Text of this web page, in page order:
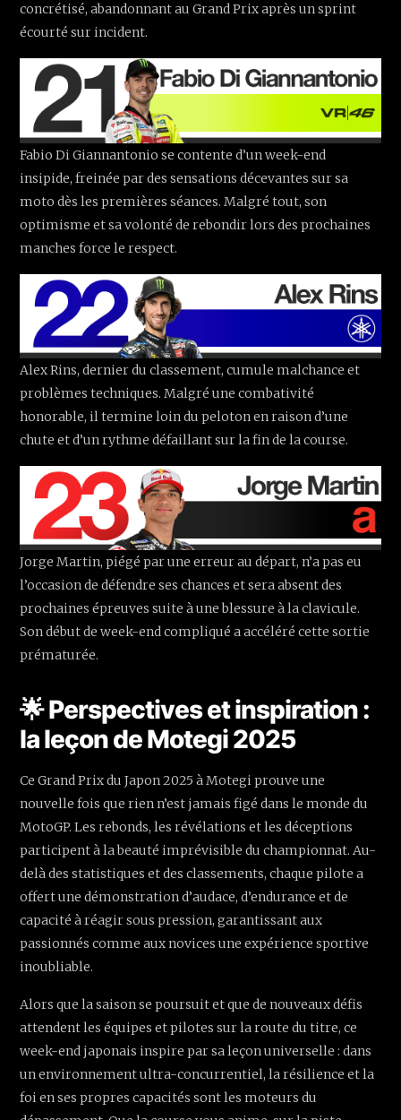
concrétisé, abandonnant au Grand Prix après un sprint
écourté sur incident.
Fabio Di Giannantonio se contente d’un week-end
insipide, freinée par des sensations décevantes sur sa
moto dès les premières séances. Malgré tout, son
optimisme et sa volonté de rebondir lors des prochaines
manches force le respect.
Alex Rins, dernier du classement, cumule malchance et
problèmes techniques. Malgré une combativité
honorable, il termine loin du peloton en raison d’une
chute et d’un rythme défaillant sur la fin de la course.
Jorge Martin, piégé par une erreur au départ, n’a pas eu
l’occasion de défendre ses chances et sera absent des
prochaines épreuves suite à une blessure à la clavicule.
Son début de week-end compliqué a accéléré cette sortie
prématurée.
🌟 Perspectives et inspiration :
la leçon de Motegi 2025
Ce Grand Prix du Japon 2025 à Motegi prouve une
nouvelle fois que rien n’est jamais figé dans le monde du
MotoGP. Les rebonds, les révélations et les déceptions
participent à la beauté imprévisible du championnat. Au-
delà des statistiques et des classements, chaque pilote a
offert une démonstration d’audace, d’endurance et de
capacité à réagir sous pression, garantissant aux
passionnés comme aux novices une expérience sportive
inoubliable.
Alors que la saison se poursuit et que de nouveaux défis
attendent les équipes et pilotes sur la route du titre, ce
week-end japonais inspire par sa leçon universelle : dans
un environnement ultra-concurrentiel, la résilience et la
foi en ses propres capacités sont les moteurs du